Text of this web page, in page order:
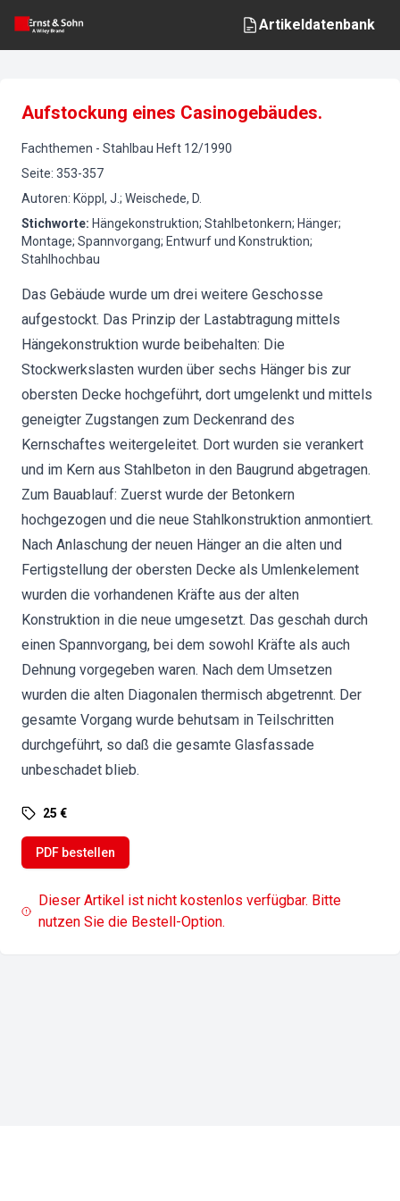
Artikeldatenbank
Aufstockung eines Casinogebäudes.
Fachthemen - Stahlbau Heft 12/1990
Seite: 353-357
Autoren: Köppl, J.; Weischede, D.
Stichworte: Hängekonstruktion; Stahlbetonkern; Hänger;
Montage; Spannvorgang; Entwurf und Konstruktion;
Stahlhochbau
Das Gebäude wurde um drei weitere Geschosse
aufgestockt. Das Prinzip der Lastabtragung mittels
Hängekonstruktion wurde beibehalten: Die
Stockwerkslasten wurden über sechs Hänger bis zur
obersten Decke hochgeführt, dort umgelenkt und mittels
geneigter Zugstangen zum Deckenrand des
Kernschaftes weitergeleitet. Dort wurden sie verankert
und im Kern aus Stahlbeton in den Baugrund abgetragen.
Zum Bauablauf: Zuerst wurde der Betonkern
hochgezogen und die neue Stahlkonstruktion anmontiert.
Nach Anlaschung der neuen Hänger an die alten und
Fertigstellung der obersten Decke als Umlenkelement
wurden die vorhandenen Kräfte aus der alten
Konstruktion in die neue umgesetzt. Das geschah durch
einen Spannvorgang, bei dem sowohl Kräfte als auch
Dehnung vorgegeben waren. Nach dem Umsetzen
wurden die alten Diagonalen thermisch abgetrennt. Der
gesamte Vorgang wurde behutsam in Teilschritten
durchgeführt, so daß die gesamte Glasfassade
unbeschadet blieb.
25 €
PDF bestellen
Dieser Artikel ist nicht kostenlos verfügbar. Bitte
nutzen Sie die Bestell-Option.